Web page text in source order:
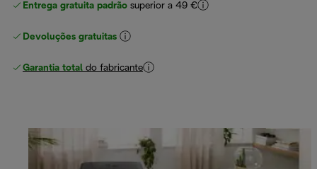
Entrega gratuita padrão superior a 49 €
Devoluções gratuitas
Garantia total do fabricante